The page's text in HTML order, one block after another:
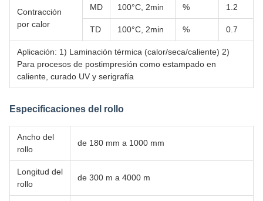
Contracción
por calor
MD 100°C, 2min % 1.2
TD 100°C, 2min % 0.7
Aplicación: 1) Laminación térmica (calor/seca/caliente) 2)
Para procesos de postimpresión como estampado en
caliente, curado UV y serigrafía
Especificaciones del rollo
Ancho del
rollo
de 180 mm a 1000 mm
Longitud del
rollo
de 300 m a 4000 m